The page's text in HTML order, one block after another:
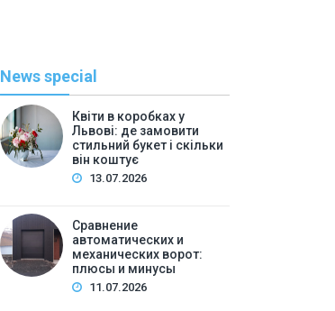
News special
Квіти в коробках у
Львові: де замовити
стильний букет і скільки
він коштує
13.07.2026
Сравнение
автоматических и
механических ворот:
плюсы и минусы
11.07.2026